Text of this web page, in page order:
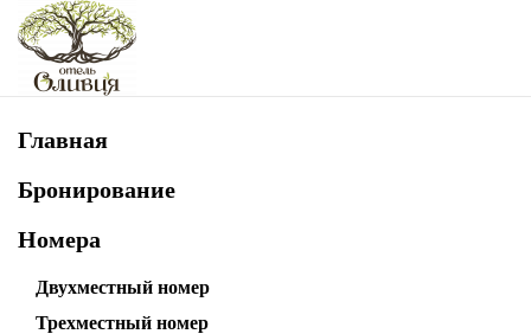
Skip to main content
Главная
Бронирование
Номера
Двухместный номер
Трехместный номер